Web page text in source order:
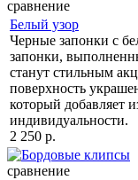
сравнение
Белый узор
Черные запонки с
запонки,
станут стильным
поверхность
который добавляет
индивидуальности.
2 250 р.
сравнение